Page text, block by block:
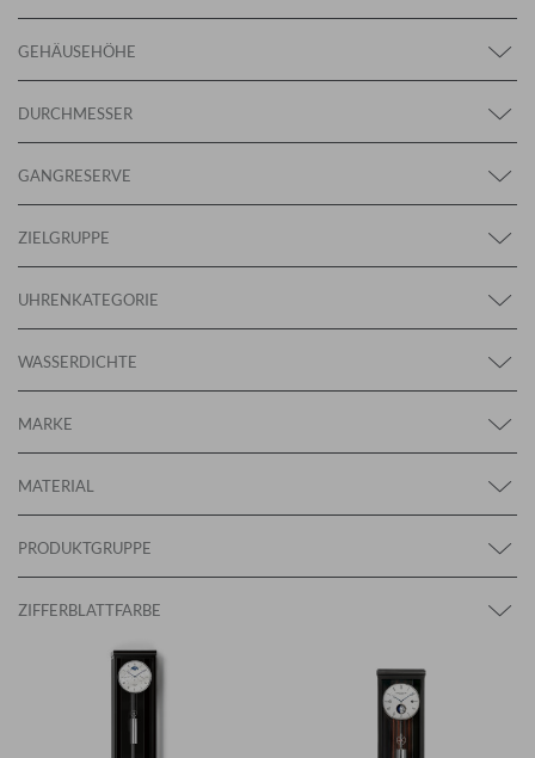
GEHÄUSEHÖHE
DURCHMESSER
GANGRESERVE
ZIELGRUPPE
UHRENKATEGORIE
WASSERDICHTE
MARKE
MATERIAL
PRODUKTGRUPPE
ZIFFERBLATTFARBE
×
ANMELDUNG ZUM
NEWSLETTER
Melden Sie sich zu unserem Newsletter an.